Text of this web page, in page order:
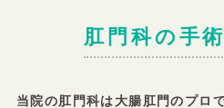
肛門科の手術
当院の肛門科は大腸肛門のプロ